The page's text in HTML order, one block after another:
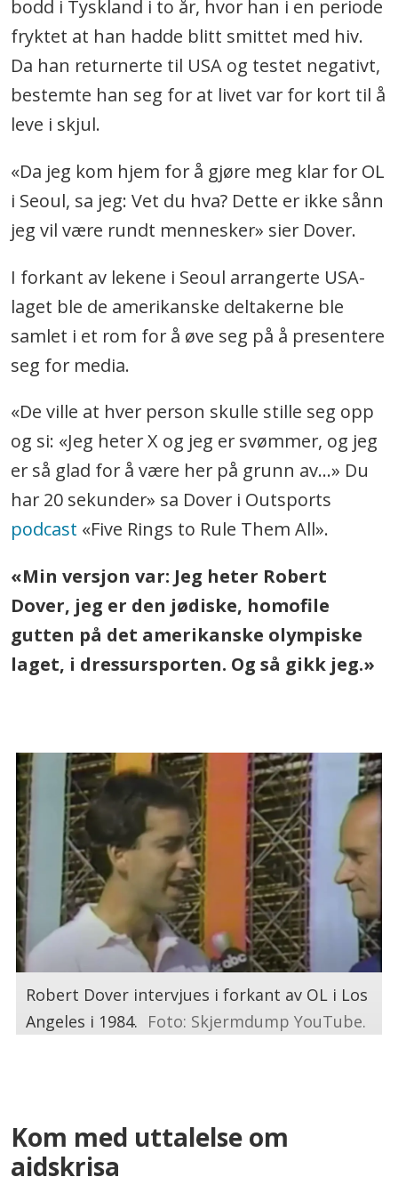
bodd i Tyskland i to år, hvor han i en periode
fryktet at han hadde blitt smittet med hiv.
Da han returnerte til USA og testet negativt,
bestemte han seg for at livet var for kort til å
leve i skjul.
«Da jeg kom hjem for å gjøre meg klar for OL
i Seoul, sa jeg: Vet du hva? Dette er ikke sånn
jeg vil være rundt mennesker» sier Dover.
I forkant av lekene i Seoul arrangerte USA-
laget ble de amerikanske deltakerne ble
samlet i et rom for å øve seg på å presentere
seg for media.
«De ville at hver person skulle stille seg opp
og si: «Jeg heter X og jeg er svømmer, og jeg
er så glad for å være her på grunn av...» Du
har 20 sekunder» sa Dover i Outsports
podcast «Five Rings to Rule Them All».
«Min versjon var: Jeg heter Robert
Dover, jeg er den jødiske, homofile
gutten på det amerikanske olympiske
laget, i dressursporten. Og så gikk jeg.»
Robert Dover intervjues i forkant av OL i Los
Angeles i 1984. Foto: Skjermdump YouTube.
Kom med uttalelse om
aidskrisa